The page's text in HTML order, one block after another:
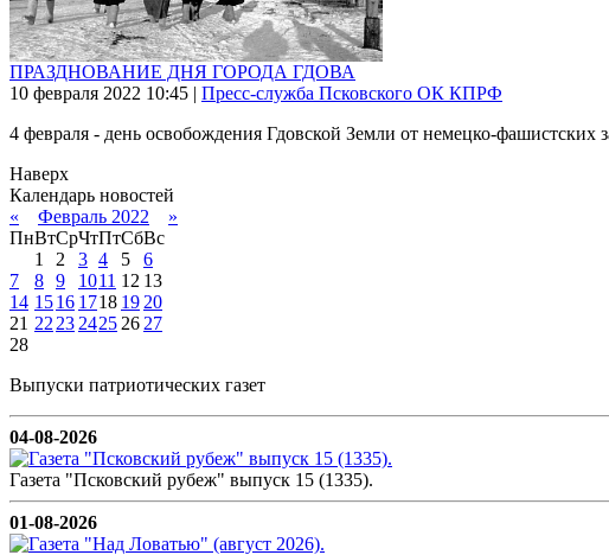
ПРАЗДНОВАНИЕ ДНЯ ГОРОДА ГДОВА
10 февраля 2022 10:45 | Пресс-служба Псковского ОК КПРФ
4 февраля - день освобождения Гдовской Земли от немецко-
Наверх
Календарь новостей
«
Февраль 2022
»
ПнВтСрЧтПтСбВс
1
2 3 4 5
6
7
8 9 1011 12 13
14 1516 1718 19 20
21 22 23 2425 26 27
28
Выпуски патриотических газет
04-08-2026
Газета "Псковский рубеж" выпуск 15 (1335).
01-08-2026